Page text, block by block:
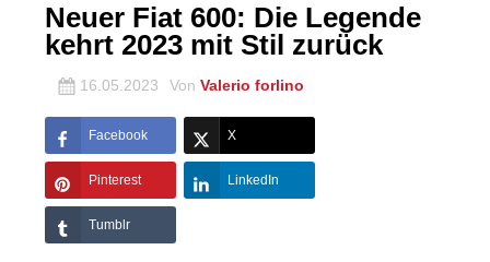
Neuer Fiat 600: Die Legende
kehrt 2023 mit Stil zurück
16.05.2023 Von Valerio forlino
Facebook X
Pinterest LinkedIn
Tumblr